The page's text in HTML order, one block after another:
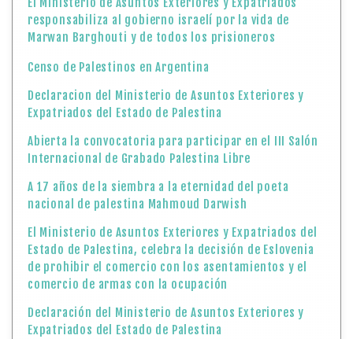
responsabiliza al gobierno israelí por la vida de
Marwan Barghouti y de todos los prisioneros
Censo de Palestinos en Argentina
Declaracion del Ministerio de Asuntos Exteriores y
Expatriados del Estado de Palestina
Abierta la convocatoria para participar en el III Salón
Internacional de Grabado Palestina Libre
A 17 años de la siembra a la eternidad del poeta
nacional de palestina Mahmoud Darwish
El Ministerio de Asuntos Exteriores y Expatriados del
Estado de Palestina, celebra la decisión de Eslovenia
de prohibir el comercio con los asentamientos y el
comercio de armas con la ocupación
Declaración del Ministerio de Asuntos Exteriores y
Expatriados del Estado de Palestina